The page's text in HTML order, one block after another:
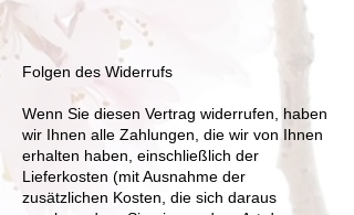
Folgen des Widerrufs
Wenn Sie diesen Vertrag widerrufen, haben
wir Ihnen alle Zahlungen, die wir von Ihnen
erhalten haben, einschließlich der
Lieferkosten (mit Ausnahme der
zusätzlichen Kosten, die sich daraus